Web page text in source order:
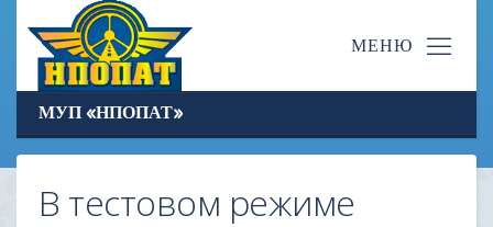
МУП «НПОПАТ»
В тестовом режиме